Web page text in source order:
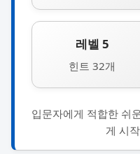
레벨 5
힌트 32개
입문자에게 적합한 쉬
게 시